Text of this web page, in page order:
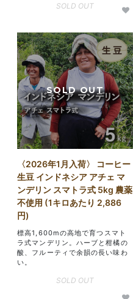
SOLD OUT
〈2026年1月入荷〉 コーヒー
生豆 インドネシア アチェ マ
ンデリン スマトラ式 5kg 農薬
不使用 (1キロあたり 2,886
円)
標高1,600mの高地で育つスマト
ラ式マンデリン。ハーブと柑橘の
酸、フルーティで余韻の長い味わ
い。
SOLD OUT